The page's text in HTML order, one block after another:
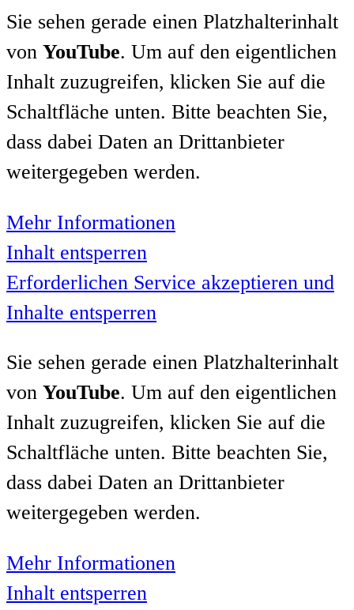
Sie sehen gerade einen Platzhalterinhalt
von YouTube. Um auf den eigentlichen
Inhalt zuzugreifen, klicken Sie auf die
Schaltfläche unten. Bitte beachten Sie,
dass dabei Daten an Drittanbieter
weitergegeben werden.
Mehr Informationen
Inhalt entsperren
Erforderlichen Service akzeptieren und
Inhalte entsperren
Sie sehen gerade einen Platzhalterinhalt
von YouTube. Um auf den eigentlichen
Inhalt zuzugreifen, klicken Sie auf die
Schaltfläche unten. Bitte beachten Sie,
dass dabei Daten an Drittanbieter
weitergegeben werden.
Mehr Informationen
Inhalt entsperren